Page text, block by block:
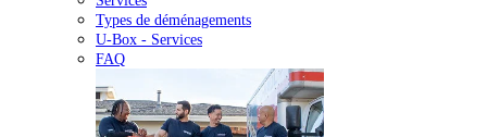
Types de déménagements
U-Box - Services
FAQ